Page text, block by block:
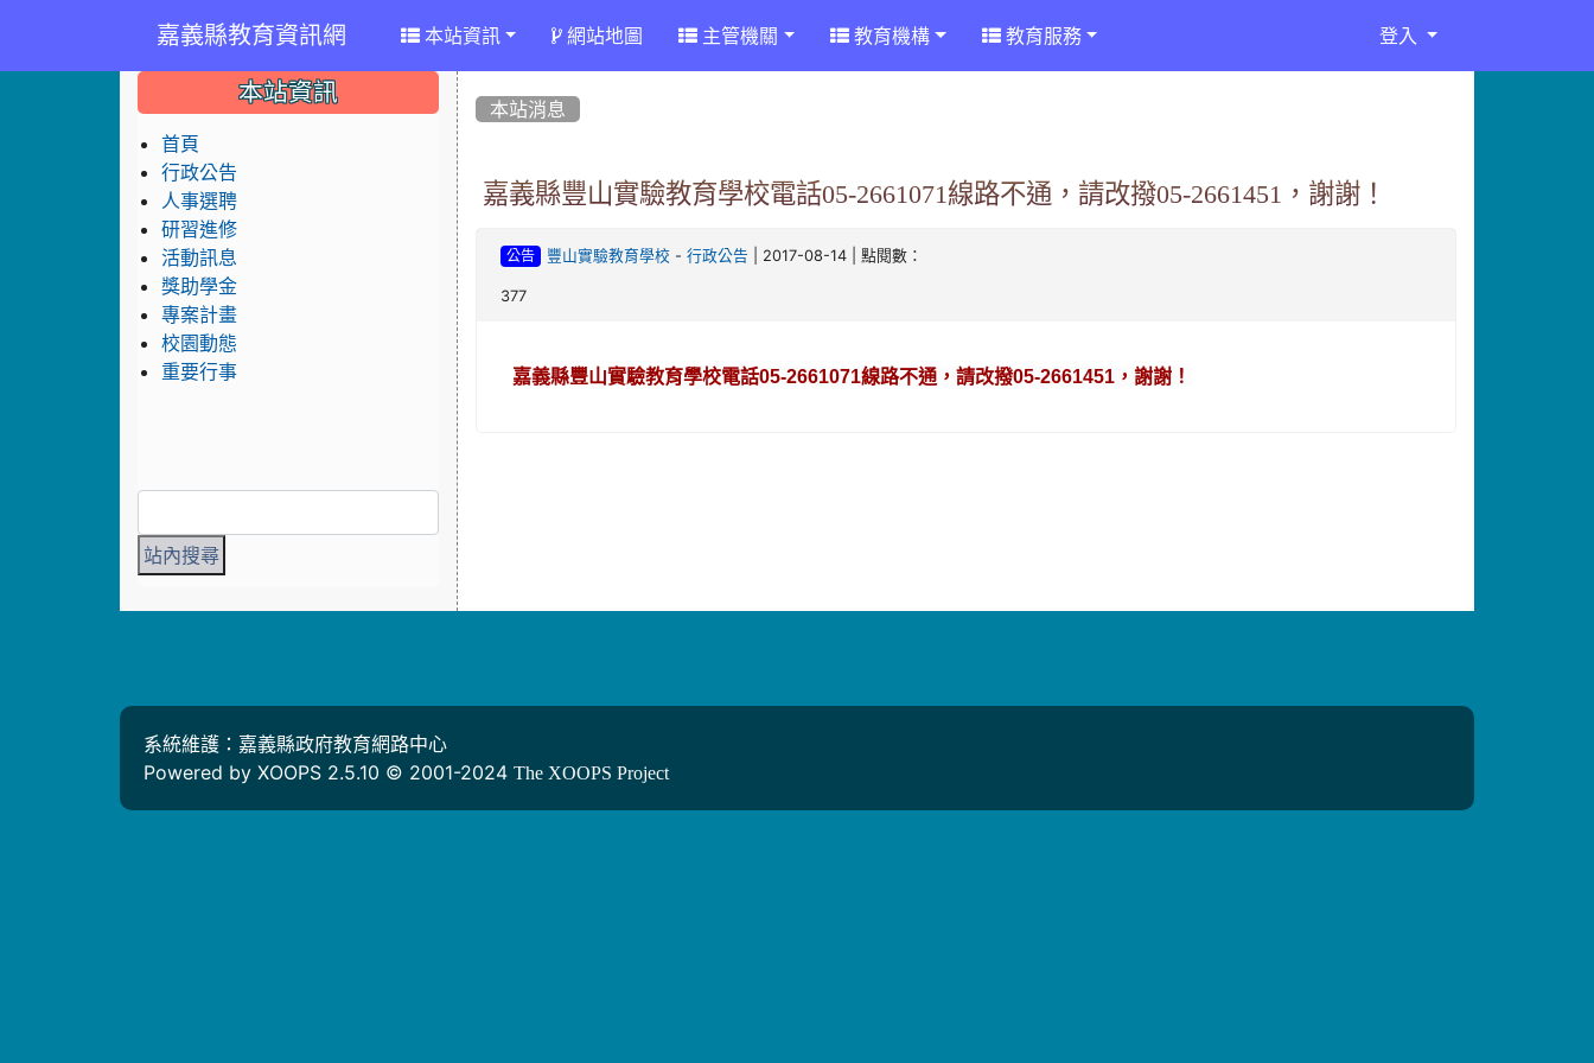
嘉義縣教育資訊網 本站資訊 網站地圖 主管機關 教育機構 教育服務 登入
本站消息
嘉義縣豐山實驗教育學校電話05-2661071線路不通，請改撥05-2661451，謝謝！
公告 豐山實驗教育學校 - 行政公告 | 2017-08-14 | 點閱數：
377
嘉義縣豐山實驗教育學校電話05-2661071線路不通，請改撥05-2661451，謝謝！
::: 本站資訊
首頁
行政公告
人事選聘
研習進修
活動訊息
獎助學金
專案計畫
校園動態
重要行事
系統維護：嘉義縣政府教育網路中心
Powered by XOOPS 2.5.10 © 2001-2024 The XOOPS Project